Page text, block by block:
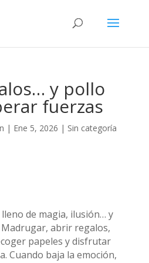
y pollo
fuerzas
| Ene 5, 2026 | Sin categoría
lleno de magia, ilusión… y
abrir regalos,
papeles y disfrutar
Cuando baja la emoción,